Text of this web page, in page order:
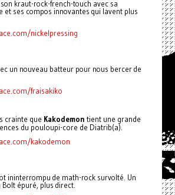
kraut-rock-french-touch avec sa
et ses compos innovantes qui lavent plus
nickelpressing
un nouveau batteur pour nous bercer de
fraisakiko
crainte que Kakodemon tient une grande
du pouloupi-core de Diatrib(a).
kakodemon
ininterrompu de math-rock survolté. Un
Bolt épuré, plus direct.